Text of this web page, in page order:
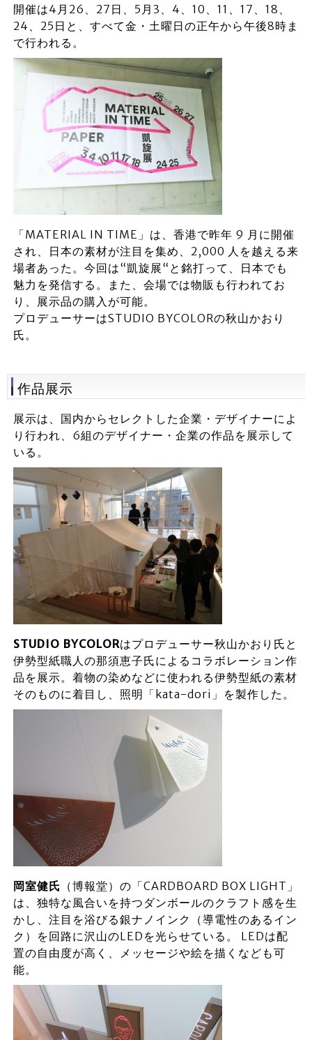
開催は4月26、27日、5月3、4、10、11、17、18、
24、25日と、すべて金・土曜日の正午から午後8時ま
で行われる。
「MATERIAL IN TIME」は、香港で昨年 9 月に開催
され、日本の素材が注目を集め、2,000 人を越える来
場者あった。今回は“凱旋展“と銘打って、日本でも
魅力を発信する。また、会場では物販も行われてお
り、展示品の購入が可能。
プロデューサーはSTUDIO BYCOLORの秋山かおり
氏。
作品展示
展示は、国内からセレクトした企業・デザイナーによ
り行われ、6組のデザイナー・企業の作品を展示して
いる。
STUDIO BYCOLORはプロデューサー秋山かおり氏と
伊勢型紙職人の那須恵子氏によるコラボレーション作
品を展示。着物の染めなどに使われる伊勢型紙の素材
そのものに着目し、照明「kata-dori」を製作した。
岡室健氏 （博報堂）の「CARDBOARD BOX LIGHT」
は、独特な風合いを持つダンボールのクラフト感を生
かし、注目を浴びる銀ナノインク（導電性のあるイン
ク）を回路に沢山のLEDを光らせている。 LEDは配
置の自由度が高く、メッセージや絵を描くなども可
能。